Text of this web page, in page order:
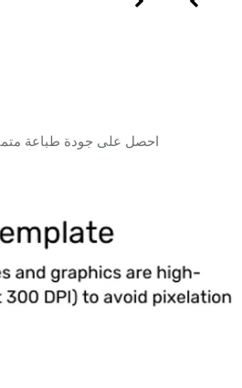
احصل على جودة طباعة